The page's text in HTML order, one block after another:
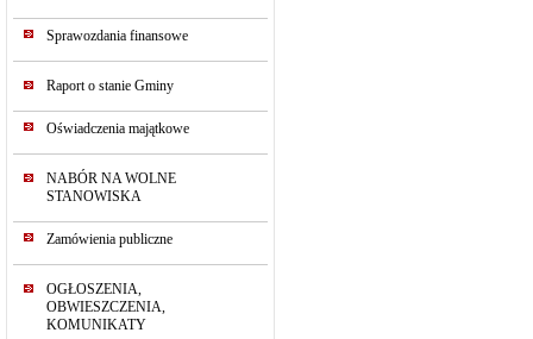
Sprawozdania finansowe
Raport o stanie Gminy
Oświadczenia majątkowe
NABÓR NA WOLNE
STANOWISKA
Zamówienia publiczne
OGŁOSZENIA,
OBWIESZCZENIA,
KOMUNIKATY